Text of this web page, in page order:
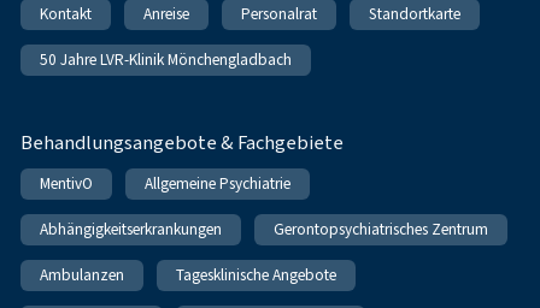
Kontakt Anreise Personalrat Standortkarte
50 Jahre LVR-Klinik Mönchengladbach
Behandlungsangebote & Fachgebiete
MentivO Allgemeine Psychiatrie
Abhängigkeitserkrankungen Gerontopsychiatrisches Zentrum
Ambulanzen Tagesklinische Angebote